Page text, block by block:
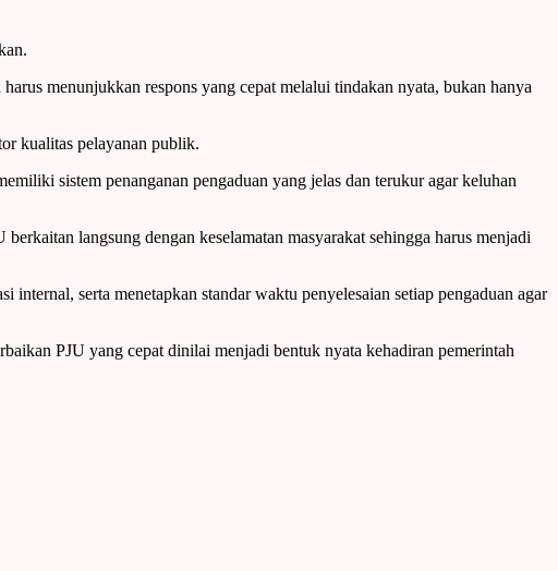
menunjukkan respons yang cepat melalui tindakan nyata, bukan hanya
kualitas pelayanan publik.
sistem penanganan pengaduan yang jelas dan terukur agar keluhan
langsung dengan keselamatan masyarakat sehingga harus menjadi
serta menetapkan standar waktu penyelesaian setiap pengaduan agar
PJU yang cepat dinilai menjadi bentuk nyata kehadiran pemerintah